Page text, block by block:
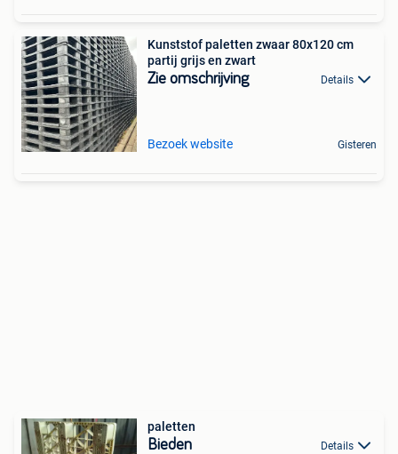
Kunststof paletten zwaar 80x120 cm
partij grijs en zwart
Zie omschrijving Details
Bezoek website Gisteren
paletten
Bieden Details